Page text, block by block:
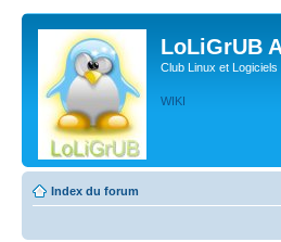
LoLiGrUB
Club Linux et
WIKI
Index du forum